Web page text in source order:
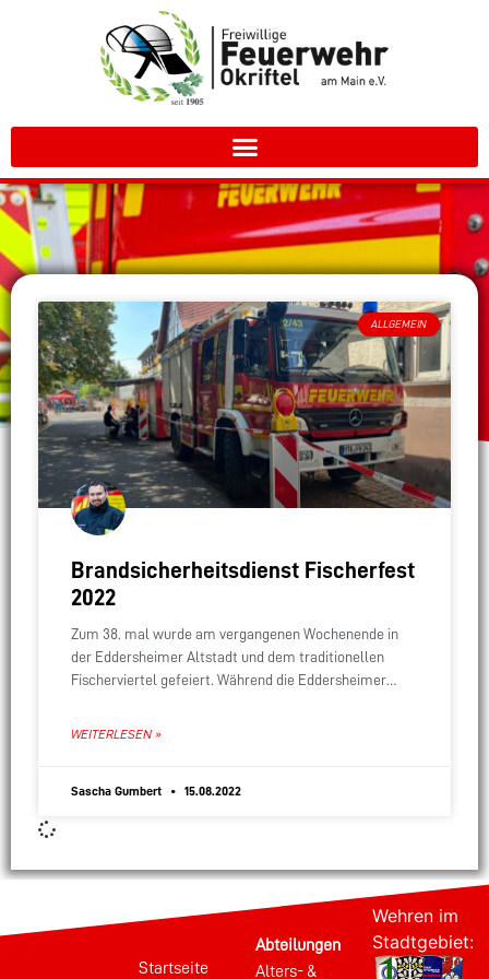
ALLGEMEIN
Brandsicherheitsdienst Fischerfest
2022
Zum 38. mal wurde am vergangenen Wochenende in
der Eddersheimer Altstadt und dem traditionellen
Fischerviertel gefeiert. Während die Eddersheimer
WEITERLESEN »
Sascha Gumbert 15.08.2022
Startseite
Abteilungen
Alters- &
Wehren im
Stadtgebiet: